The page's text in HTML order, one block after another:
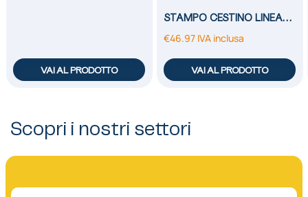
VAI AL PRODOTTO
STAMPO CESTINO LINEA…
€46.97 IVA inclusa
VAI AL PRODOTTO
Scopri i nostri settori
01.